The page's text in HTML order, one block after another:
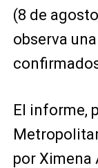
(8 de
observa
El informe,
por Ximena